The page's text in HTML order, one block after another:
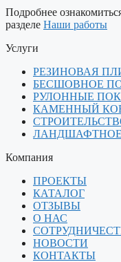
Подробнее
разделе Наши работы
Услуги
РЕЗИНОВАЯ
БЕСШОВНОЕ
РУЛОННЫЕ
КАМЕННЫЙ
Компания
ПРОЕКТЫ
КАТАЛОГ
ОТЗЫВЫ
О НАС
НОВОСТИ
КОНТАКТЫ